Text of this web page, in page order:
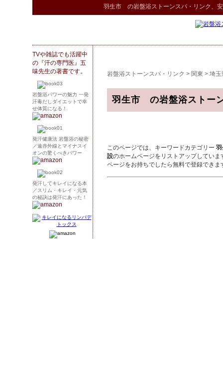
羽生市 の岩盤浴ストーンスパ ・リンク 、
岩盤浴ストーンスパ・リンク > 関東 > 埼玉
羽生市 の岩盤浴ストー
このページでは、キーワードカテゴリー
設のホームページをリストアップしてい
ページをお持ちでしたら無料で登録できま
TVや雑誌でも活躍中
の『汗の専門医』五
味先生の著書です。
岩盤浴パワーの魅力 一発
汗毒だしダイエットで幸
せ体質になる！
発汗健康法 岩盤浴の秘密
／遠赤外線とマイナスイ
オンの驚くべきパワー
発汗してキレイになる本
／スリム・キレイ・元気
の秘訣は発汗にあった！